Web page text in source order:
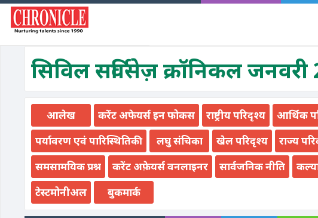
सिविल सर्विसेज़ क्रॉनिकल जनवरी
आलेख करेंट अफेयर्स इन फोकस राष्ट्रीय परिदृश्य आर्थिक
पर्यावरण एवं पारिस्थितिकी
लघु संचिका खेल परिदृश्य राज्य
समसामयिक प्रश्न
करेंट अफ़ेयर्स वनलाइनर सार्वजनिक नीति
टेस्टमोनीअल
बुकमार्क